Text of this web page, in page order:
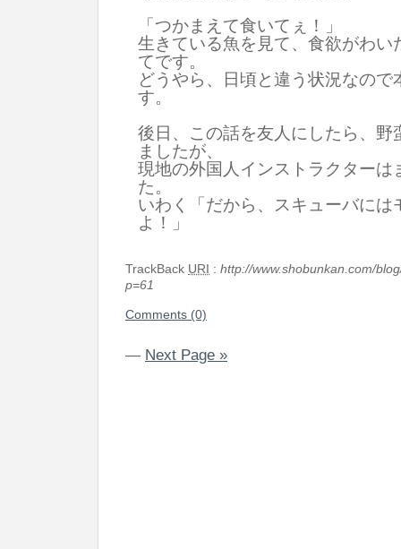
「つかまえて食いてぇ！」
生きている魚を見て、食欲がわい
てです。
どうやら、日頃と違う状況なの
す。
後日、この話を友人にしたら、野
ましたが、
現地の外国人インストラクターは
た。
いわく「だから、スキューバには
よ！」
TrackBack URI : http://www.shobunkan.com/
p=61
Comments (0)
— Next Page »